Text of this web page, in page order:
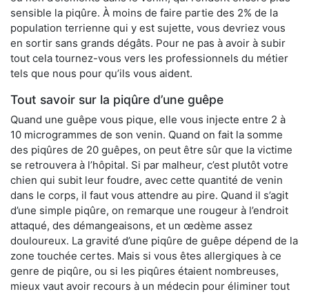
sensible la piqûre. À moins de faire partie des 2% de la
population terrienne qui y est sujette, vous devriez vous
en sortir sans grands dégâts. Pour ne pas à avoir à subir
tout cela tournez-vous vers les professionnels du métier
tels que nous pour qu’ils vous aident.
Tout savoir sur la piqûre d’une guêpe
Quand une guêpe vous pique, elle vous injecte entre 2 à
10 microgrammes de son venin. Quand on fait la somme
des piqûres de 20 guêpes, on peut être sûr que la victime
se retrouvera à l’hôpital. Si par malheur, c’est plutôt votre
chien qui subit leur foudre, avec cette quantité de venin
dans le corps, il faut vous attendre au pire. Quand il s’agit
d’une simple piqûre, on remarque une rougeur à l’endroit
attaqué, des démangeaisons, et un œdème assez
douloureux. La gravité d’une piqûre de guêpe dépend de la
zone touchée certes. Mais si vous êtes allergiques à ce
genre de piqûre, ou si les piqûres étaient nombreuses,
mieux vaut avoir recours à un médecin pour éliminer tout